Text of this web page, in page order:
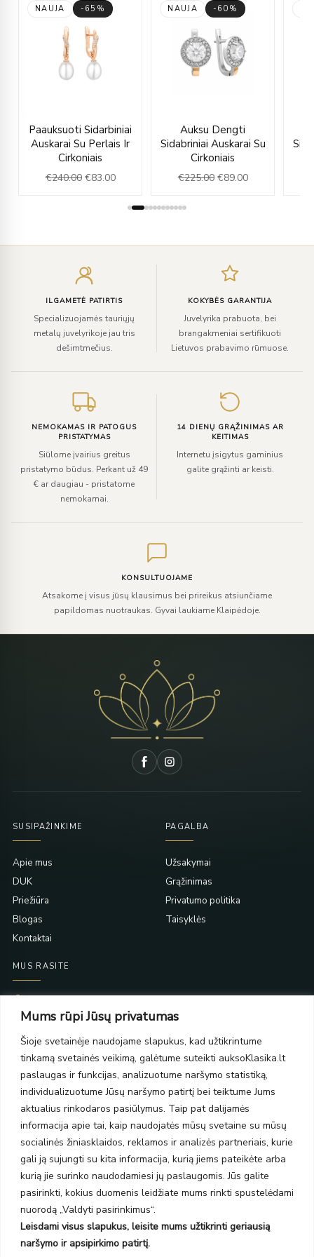
Mums rūpi Jūsų privatumas
Šioje svetainėje naudojame slapukus, kad užtikrintume
tinkamą svetainės veikimą, galėtume suteikti auksoKlasika.lt
paslaugas ir funkcijas, analizuotume naršymo statistiką,
individualizuotume Jūsų naršymo patirtį bei teiktume Jums
aktualius rinkodaros pasiūlymus. Taip pat dalijamės
informacija apie tai, kaip naudojatės mūsų svetaine su mūsų
socialinės žiniasklaidos, reklamos ir analizės partneriais, kurie
gali ją sujungti su kita informacija, kurią jiems pateikėte arba
kurią jie surinko naudodamiesi jų paslaugomis. Jūs galite
pasirinkti, kokius duomenis leidžiate mums rinkti spustelėdami
nuorodą „Valdyti pasirinkimus“.
Leisdami visus slapukus, leisite mums užtikrinti geriausią
naršymo ir apsipirkimo patirtį.
NAUJA -65%
Paauksuoti Sidarbiniai
Auskarai Su Perlais Ir
Cirkoniais
€240.00
price
was:
€240.00.
€83.00
price
is:
NAUJA -60%
Auksu Dengti
Sidabriniai Auskarai Su
Cirkoniais
€225.00
price
was:
€225.00.
€89.00
is:
ILGAMETĖ PATIRTIS
Specializuojamės tauriųjų
metalų juvelyrikoje jau tris
dešimtmečius.
KOKYBĖS GARANTIJA
Juvelyrika prabuota, bei
brangakmeniai sertifikuoti
Lietuvos prabavimo rūmuose.
NEMOKAMAS IR PATOGUS
PRISTATYMAS
Siūlome įvairius greitus
pristatymo būdus. Perkant už 49
€ ar daugiau - pristatome
nemokamai.
14 DIENŲ GRĄŽINIMAS AR
KEITIMAS
Internetu įsigytus gaminius
galite grąžinti ar keisti.
KONSULTUOJAME
Atsakome į visus jūsų klausimus bei prireikus atsiunčiame
papildomas nuotraukas. Gyvai laukiame Klaipėdoje.
SUSIPAŽINKIME
Apie mus
DUK
Priežiūra
Blogas
Kontaktai
PAGALBA
Užsakymai
Grąžinimas
Privatumo politika
Taisyklės
MUS RASITE
PC Molas, Klaipėda
PC BIG 2, Klaipėda
Šilutės pl. 35
PC Banginis, Klaipėda
NAUJIENLAIŠKIS
Prenumeruokite ir gaukite pasiūlymus, naujienas bei riboto
leidimo kolekcijas.
SIŲSTI